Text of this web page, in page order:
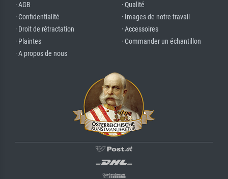
· AGB
· Confidentialité
· Droit de rétractation
· Plaintes
· A propos de nous
· Qualité
· Images de notre travail
· Accessoires
· Commander un échantillon